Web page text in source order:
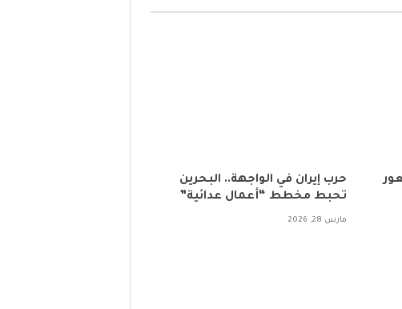
حرب إيران في الواجهة.. البحرين
تحبط مخطط “أعمال عدائية”
مارس 28, 2026